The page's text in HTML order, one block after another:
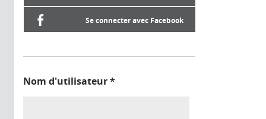
Se connecter avec Facebook
Nom d'utilisateur*